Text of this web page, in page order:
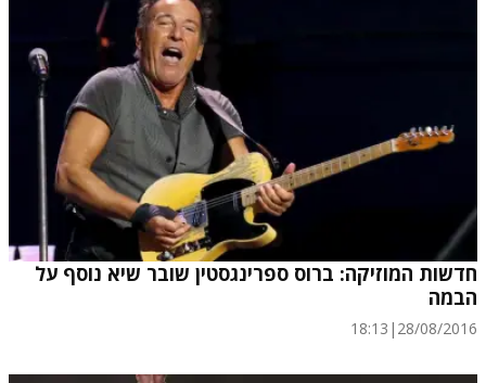
חדשות המוזיקה: ברוס ספרינגסטין שובר שיא נוסף על
הבמה
28/08/2016
|
18:13